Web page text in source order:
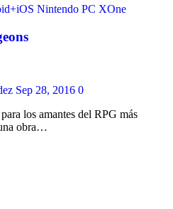
Nintendo PC XOne
Sep 28, 2016 0
los amantes del RPG más
obra…